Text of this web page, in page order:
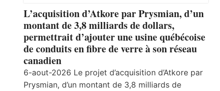
L’acquisition d’Atkore par Prysmian, d’un
montant de 3,8 milliards de dollars,
permettrait d’ajouter une usine québécoise
de conduits en fibre de verre à son réseau
canadien
6-aout-2026 Le projet d’acquisition d’Atkore par
Prysmian, d’un montant de 3,8 milliards de